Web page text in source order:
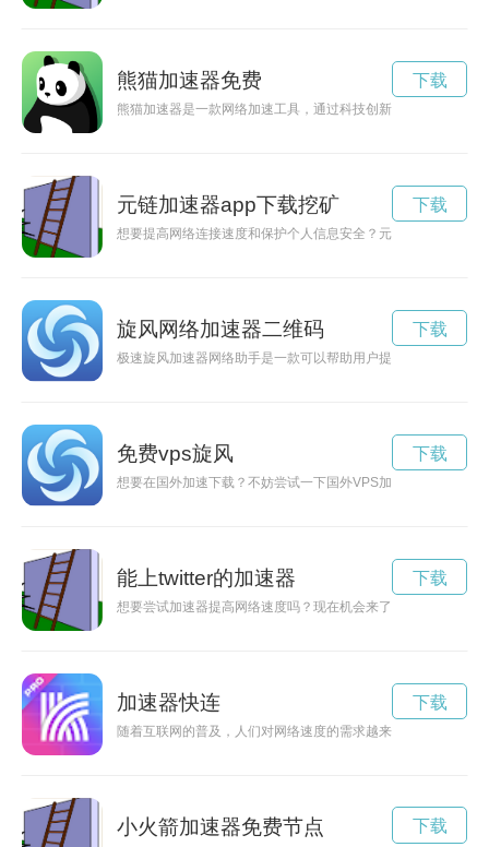
熊猫加速器免费
熊猫加速器是一款网络加速工具，通过科技创新为用户提供更
下载
元链加速器app下载挖矿
想要提高网络连接速度和保护个人信息安全？元链加速器app是
下载
旋风网络加速器二维码
极速旋风加速器网络助手是一款可以帮助用户提升网络速度的
下载
免费vps旋风
想要在国外加速下载？不妨尝试一下国外VPS加速服务，提供
下载
能上twitter的加速器
想要尝试加速器提高网络速度吗？现在机会来了！只要参加我
下载
加速器快连
随着互联网的普及，人们对网络速度的需求越来越高。加速器
下载
小火箭加速器免费节点 下载